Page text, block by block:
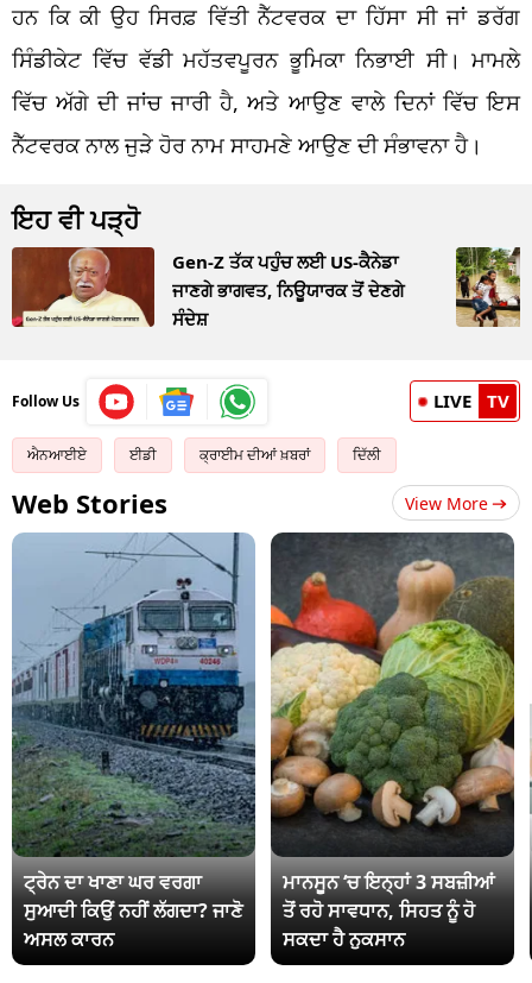
ਹਨ ਕਿ ਕੀ ਉਹ ਸਿਰਫ਼ ਵਿੱਤੀ ਨੈੱਟਵਰਕ ਦਾ ਹਿੱਸਾ ਸੀ ਜਾਂ ਡਰੱਗ
ਸਿੰਡੀਕੇਟ ਵਿੱਚ ਵੱਡੀ ਮਹੱਤਵਪੂਰਨ ਭੂਮਿਕਾ ਨਿਭਾਈ ਸੀ। ਮਾਮਲੇ
ਵਿੱਚ ਅੱਗੇ ਦੀ ਜਾਂਚ ਜਾਰੀ ਹੈ, ਅਤੇ ਆਉਣ ਵਾਲੇ ਦਿਨਾਂ ਵਿੱਚ ਇਸ
ਨੈੱਟਵਰਕ ਨਾਲ ਜੁੜੇ ਹੋਰ ਨਾਮ ਸਾਹਮਣੇ ਆਉਣ ਦੀ ਸੰਭਾਵਨਾ ਹੈ।
ਇਹ ਵੀ ਪੜ੍ਹੋ
Gen-Z ਤੱਕ ਪਹੁੰਚ ਲਈ US-ਕੈਨੇਡਾ
ਜਾਣਗੇ ਭਾਗਵਤ, ਨਿਊਯਾਰਕ ਤੋਂ ਦੇਣਗੇ
ਸੰਦੇਸ਼
Follow Us LIVE TV
ਐਨਆਈਏ ਈਡੀ ਕ੍ਰਾਈਮ ਦੀਆਂ ਖ਼ਬਰਾਂ ਦਿੱਲੀ
Web Stories View More
ਟ੍ਰੇਨ ਦਾ ਖਾਣਾ ਘਰ ਵਰਗਾ
ਸੁਆਦੀ ਕਿਉਂ ਨਹੀਂ ਲੱਗਦਾ? ਜਾਣੋ
ਅਸਲ ਕਾਰਨ
ਮਾਨਸੂਨ ‘ਚ ਇਨ੍ਹਾਂ 3 ਸਬਜ਼ੀਆਂ
ਤੋਂ ਰਹੋ ਸਾਵਧਾਨ, ਸਿਹਤ ਨੂੰ ਹੋ
ਸਕਦਾ ਹੈ ਨੁਕਸਾਨ